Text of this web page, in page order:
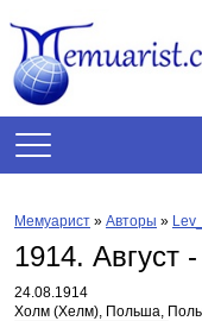
Мемуарист » Авторы »
1914. Август
24.08.1914
Холм (Хелм), Польша,